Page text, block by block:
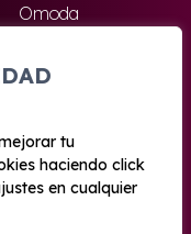
tu
haciendo click
en cualquier
Omoda
Todas las marcas